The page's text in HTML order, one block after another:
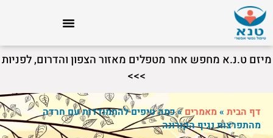
מיזם ט.נ.א מחפש אחר מטפלים מאזור הצפון והדרום, לפניות
>>>
דף הבית » מאמרים»כמה טיפים להתמודדות עם חרדה
מהתפרצות נגיף הקורונה